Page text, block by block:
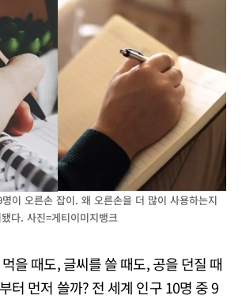
이 오른손 잡이. 왜 오른손을 더 많이 사용하는지
다. 사진=게티이미지뱅크
을 때도, 글씨를 쓸 때도, 공을 던질 때
터 먼저 쓸까? 전 세계 인구 10명 중 9